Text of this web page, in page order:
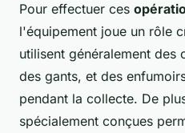
Pour effectuer ces
l'équipement joue un rôle
utilisent généralement des
des gants, et des
pendant la collecte. De
spécialement conçues